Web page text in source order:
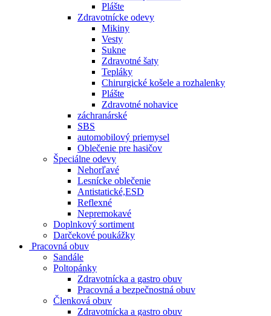
Plášte
Zdravotnícke odevy
Mikiny
Vesty
Sukne
Zdravotné šaty
Tepláky
Chirurgické košele a rozhalenky
Plášte
Zdravotné nohavice
záchranárské
SBS
automobilový priemysel
Oblečenie pre hasičov
Špeciálne odevy
Nehorľavé
Lesnícke oblečenie
Antistatické,ESD
Reflexné
Nepremokavé
Doplnkový sortiment
Darčekové poukážky
Pracovná obuv
Sandále
Poltopánky
Zdravotnícka a gastro obuv
Pracovná a bezpečnostná obuv
Členková obuv
Zdravotnícka a gastro obuv